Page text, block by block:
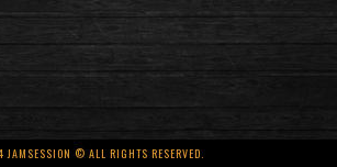
JAMSESSION © ALL RIGHTS RESERVED.